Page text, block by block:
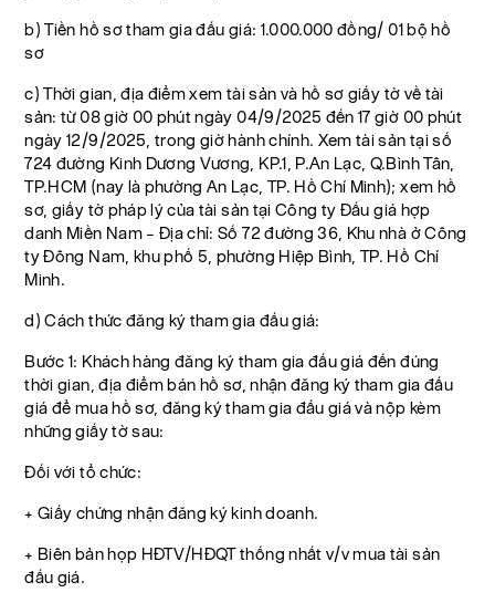
b) Tiền hồ sơ tham gia đấu giá: 1.000.000 đồng/ 01 bộ hồ
sơ
c) Thời gian, địa điểm xem tài sản và hồ sơ giấy tờ về tài
sản: từ 08 giờ 00 phút ngày 04/9/2025 đến 17 giờ 00 phút
ngày 12/9/2025, trong giờ hành chính. Xem tài sản tại số
724 đường Kinh Dương Vương, KP.1, P.An Lạc, Q.Bình Tân,
TP.HCM (nay là phường An Lạc, TP. Hồ Chí Minh); xem hồ
sơ, giấy tờ pháp lý của tài sản tại Công ty Đấu giá hợp
danh Miền Nam – Địa chỉ: Số 72 đường 36, Khu nhà ở Công
ty Đông Nam, khu phố 5, phường Hiệp Bình, TP. Hồ Chí
Minh.
d) Cách thức đăng ký tham gia đấu giá:
Bước 1: Khách hàng đăng ký tham gia đấu giá đến đúng
thời gian, địa điểm bán hồ sơ, nhận đăng ký tham gia đấu
giá để mua hồ sơ, đăng ký tham gia đấu giá và nộp kèm
những giấy tờ sau:
Đối với tổ chức:
+ Giấy chứng nhận đăng ký kinh doanh.
+ Biên bản họp HĐTV/HĐQT thống nhất v/v mua tài sản
đấu giá.